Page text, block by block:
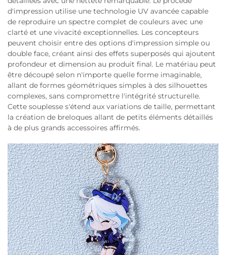
d'impression utilise une technologie UV avancée capable
de reproduire un spectre complet de couleurs avec une
clarté et une vivacité exceptionnelles. Les concepteurs
peuvent choisir entre des options d'impression simple ou
double face, créant ainsi des effets superposés qui ajoutent
profondeur et dimension au produit final. Le matériau peut
être découpé selon n'importe quelle forme imaginable,
allant de formes géométriques simples à des silhouettes
complexes, sans compromettre l'intégrité structurelle.
Cette souplesse s'étend aux variations de taille, permettant
la création de breloques allant de petits éléments détaillés
à de plus grands accessoires affirmés.